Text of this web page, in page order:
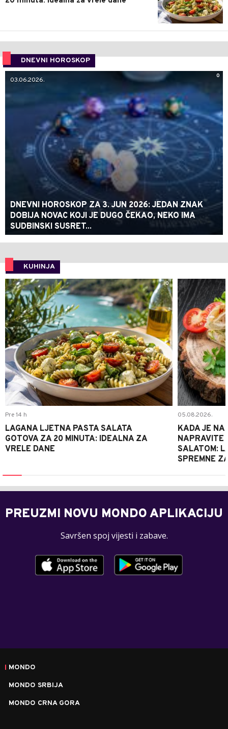
DNEVNI HOROSKOP
0
03.06.2026.
DNEVNI HOROSKOP ZA 3. JUN 2026: JEDAN ZNAK
DOBIJA NOVAC KOJI JE DUGO ČEKAO, NEKO IMA
SUDBINSKI SUSRET...
KUHINJA
0
Pre 14 h
LAGANA LJETNA PASTA SALATA
GOTOVA ZA 20 MINUTA: IDEALNA ZA
VRELE DANE
05.08.2026.
KADA JE
NAPRAVITE
SALATOM:
SPREMNE
PREUZMI NOVU MONDO APLIKACIJU
Savršen spoj vijesti i zabave.
MONDO
MONDO SRBIJA
MONDO CRNA GORA